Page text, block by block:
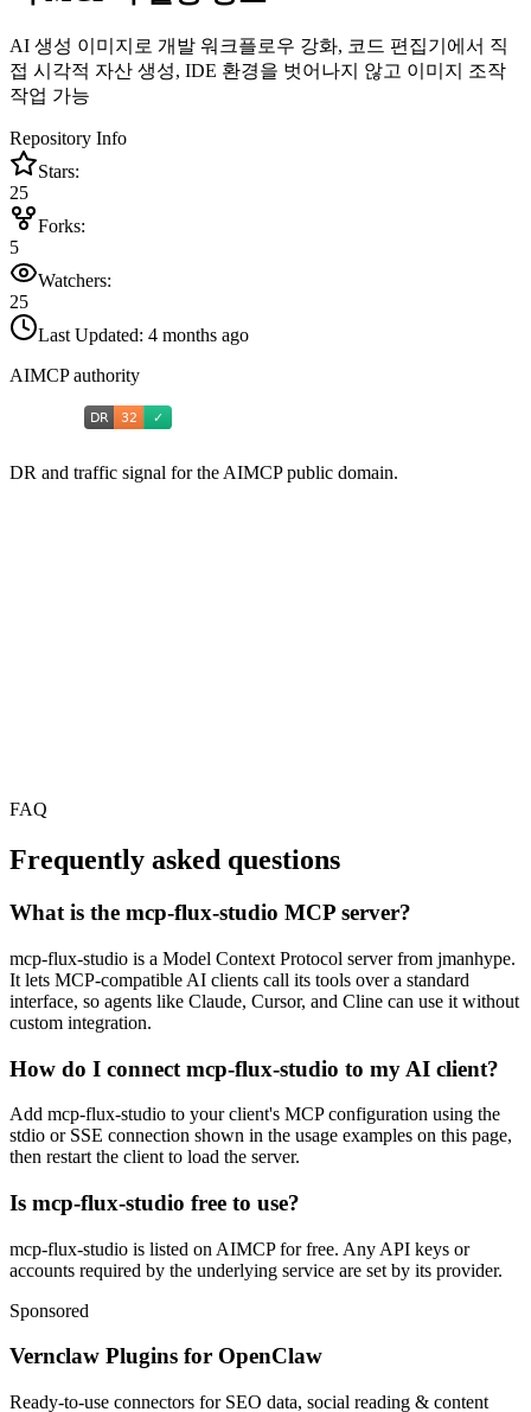
AI 생성 이미지로 개발 워크플로우 강화, 코드 편집기에서 직
접 시각적 자산 생성, IDE 환경을 벗어나지 않고 이미지 조작
작업 가능
Repository Info
Stars:
25
Forks:
5
Watchers:
25
Last Updated: 4 months ago
AIMCP authority
DR and traffic signal for the AIMCP public domain.
FAQ
Frequently asked questions
What is the mcp-flux-studio MCP server?
mcp-flux-studio is a Model Context Protocol server from jmanhype.
It lets MCP-compatible AI clients call its tools over a standard
interface, so agents like Claude, Cursor, and Cline can use it without
custom integration.
How do I connect mcp-flux-studio to my AI client?
Add mcp-flux-studio to your client's MCP configuration using the
stdio or SSE connection shown in the usage examples on this page,
then restart the client to load the server.
Is mcp-flux-studio free to use?
mcp-flux-studio is listed on AIMCP for free. Any API keys or
accounts required by the underlying service are set by its provider.
Sponsored
Vernclaw Plugins for OpenClaw
Ready-to-use connectors for SEO data, social reading & content